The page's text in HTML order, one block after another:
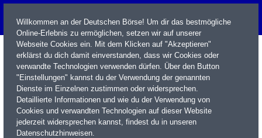
Name / WKN / ISIN / Kürzel
Willkommen an der Deutschen Börse! Um dir das bestmögliche
Online-Erlebnis zu ermöglichen, setzen wir auf unserer
Webseite Cookies ein. Mit dem Klicken auf "Akzeptieren"
erklärst du dich damit einverstanden, dass wir Cookies oder
verwandte Technologien verwenden dürfen. Über den Button
"Einstellungen" kannst du der Verwendung der genannten
Dienste im Einzelnen zustimmen oder widersprechen.
Detaillierte Informationen und wie du der Verwendung von
Cookies und verwandten Technologien auf dieser Website
jederzeit widersprechen kannst, findest du in unseren
Datenschutzhinweisen.